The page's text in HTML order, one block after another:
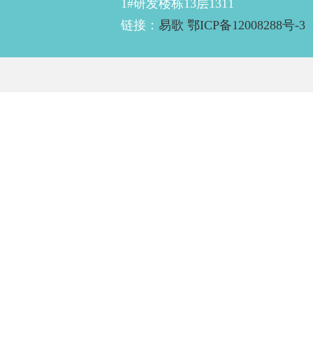
1#研发楼栋13层1311
链接： 易歌 鄂ICP备12008288号-3